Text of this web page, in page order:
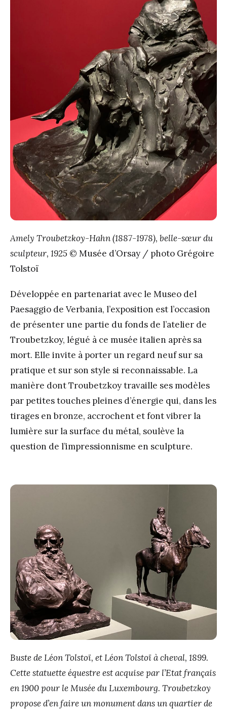
Amely Troubetzkoy-Hahn (1887-1978), belle-sœur du
sculpteur, 1925 © Musée d’Orsay / photo Grégoire
Tolstoï
Développée en partenariat avec le Museo del
Paesaggio de Verbania, l’exposition est l’occasion
de présenter une partie du fonds de l’atelier de
Troubetzkoy, légué à ce musée italien après sa
mort. Elle invite à porter un regard neuf sur sa
pratique et sur son style si reconnaissable. La
manière dont Troubetzkoy travaille ses modèles
par petites touches pleines d’énergie qui, dans les
tirages en bronze, accrochent et font vibrer la
lumière sur la surface du métal, soulève la
question de l’impressionnisme en sculpture.
Buste de Léon Tolstoï, et Léon Tolstoï à cheval, 1899.
Cette statuette équestre est acquise par l’Etat français
en 1900 pour le Musée du Luxembourg. Troubetzkoy
propose d’en faire un monument dans un quartier de